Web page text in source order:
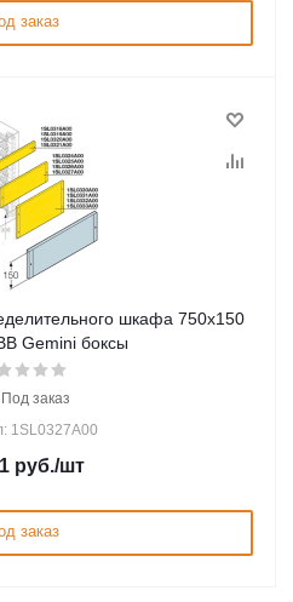
заказ
шкафа 750x150
Gemini боксы
Под заказ
1SL0327A00
руб./шт
заказ